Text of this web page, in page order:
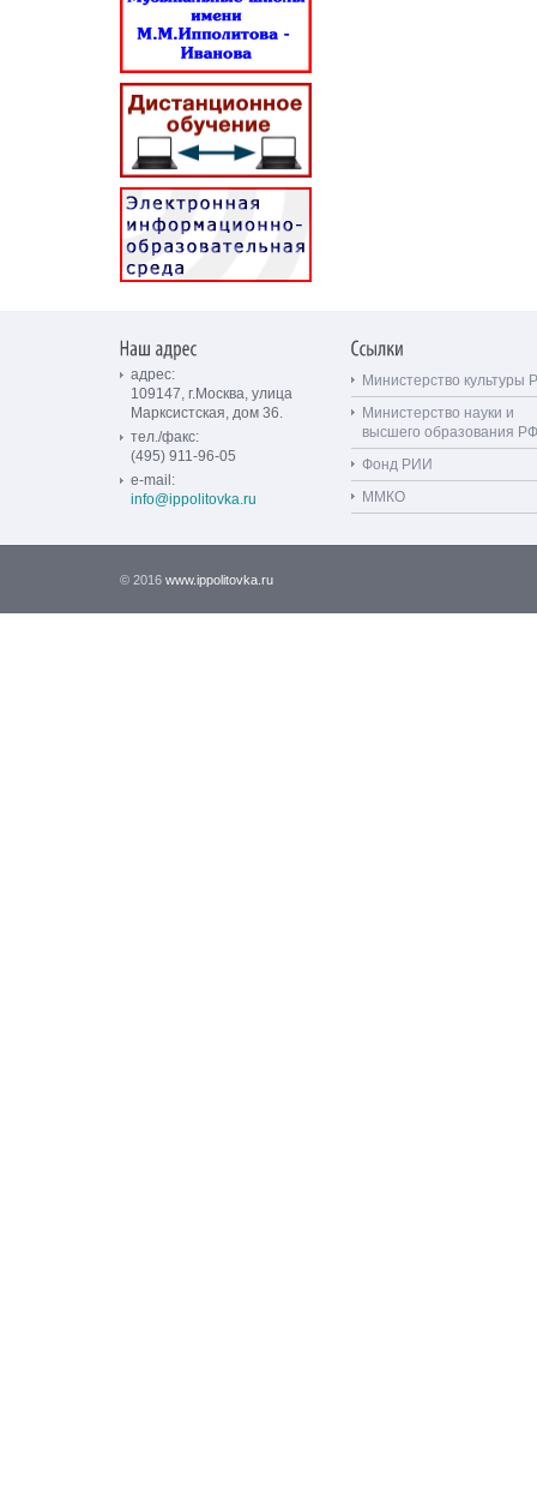
адрес:
109147, г.Москва, улица
Марксистская, дом 36.
тел./факс:
(495) 911-96-05
e-mail:
info@ippolitovka.ru
Министерство культуры
Министерство науки и
высшего образования РФ
Фонд РИИ
ММКО
© 2016 www.ippolitovka.ru